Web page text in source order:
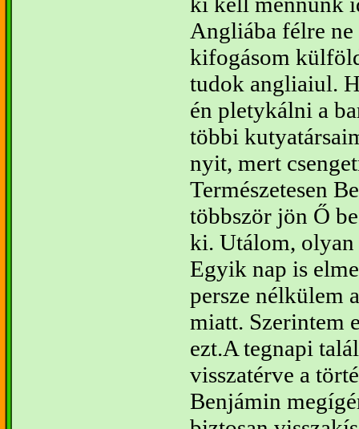
Angliába félre ne
kifogásom
tudok angliaiul.
én pletykálni a
többi
nyit, mert
Természetesen
többször jön Ő
ki. Utálom, olyan
Egyik nap is
persze nélkülem
miatt. Szerintem
ezt.A tegnapi
visszatérve a
Benjámin